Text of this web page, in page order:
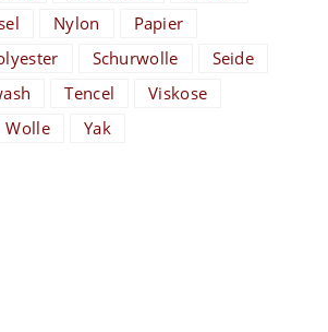
Nylon
Papier
Schurwolle
Seide
Tencel
Viskose
Wolle Yak